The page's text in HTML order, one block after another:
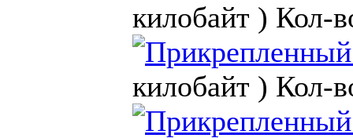
килобайт ) Кол-
килобайт ) Кол-